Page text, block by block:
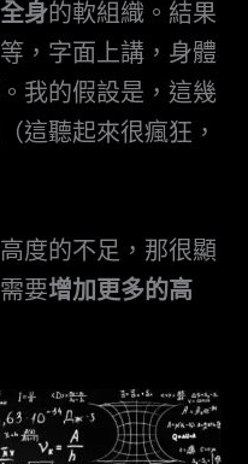
全身的軟組織。結果
，字面上講，身體
我的假設是，這幾
這聽起來很瘋狂，
度的不足，那很顯
要增加更多的高